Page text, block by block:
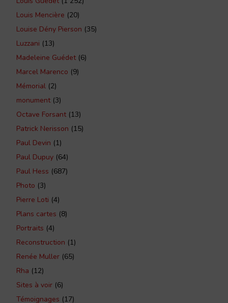
Louis Mencière (20)
Louise Dény Pierson (35)
Luzzani (13)
Madeleine Guédet(6)
Marcel Marenco (9)
Mémorial (2)
monument(3)
Octave Forsant(13)
Patrick Nerisson (15)
Paul Devin (1)
Paul Dupuy (64)
Paul Hess (687)
Photo (3)
Pierre Loti (4)
Plans cartes (8)
Portraits (4)
Reconstruction (1)
Renée Muller (65)
Rha (12)
Sites à voir (6)
Témoignages (17)